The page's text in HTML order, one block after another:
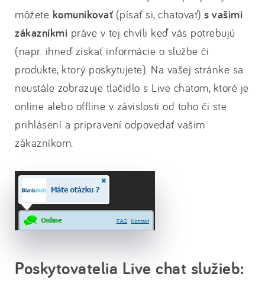
môžete komunikovať (písať si, chatovať) s vašimi
zákazníkmi práve v tej chvíli keď vás potrebujú
(napr. ihneď získať informácie o službe či
produkte, ktorý poskytujete). Na vašej stránke sa
neustále zobrazuje tlačidlo s Live chatom, ktoré je
online alebo offline v závislosti od toho či ste
prihlásení a pripravení odpovedať vašim
zákazníkom.
Poskytovatelia Live chat služieb: